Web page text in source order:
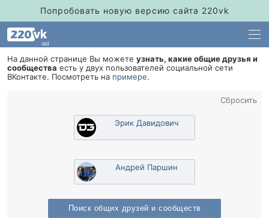
Попробовать новую версию сайта 220vk
old
На данной странице Вы можете узнать, какие общие друзья и
сообщества есть у двух пользователей социальной сети
Контакте. Посмотреть на примере.
Сбросить
Эрик Давидович
Андрей Паршин
Поиск общих друзей и сообщест